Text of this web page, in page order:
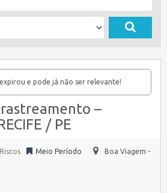
e pode já não ser relevante!
–
/ PE
Meio Período
Boa Viagem -